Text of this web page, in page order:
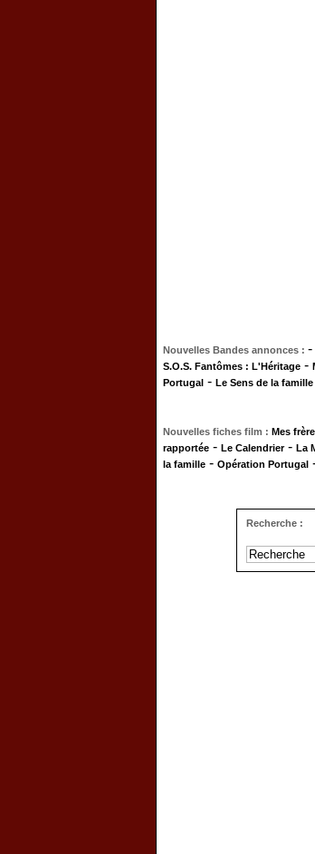
Nouvelles Bandes annonces : -
S.O.S. Fantômes : L'Héritage -
Portugal - Le Sens de la famille
Nouvelles fiches film : Mes
rapportée - Le Calendrier- La
la famille - Opération Portugal
Recherche :